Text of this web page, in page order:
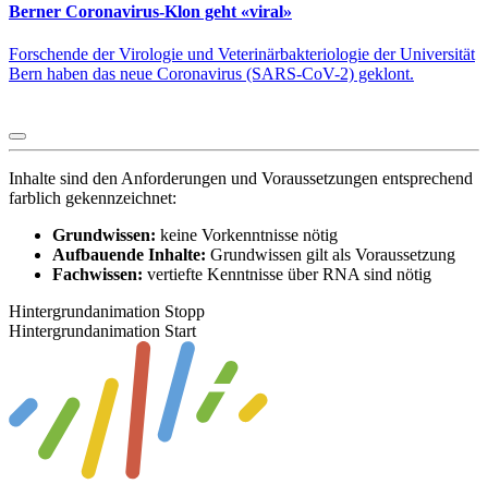
Berner Coronavirus-Klon geht «viral»
Forschende der Virologie und Veterinärbakteriologie der Universität
Bern haben das neue Coronavirus (SARS-CoV-2) geklont.
Inhalte sind den Anforderungen und Voraussetzungen entsprechend
farblich gekennzeichnet:
Grundwissen: keine Vorkenntnisse nötig
Aufbauende Inhalte: Grundwissen gilt als Voraussetzung
Fachwissen: vertiefte Kenntnisse über RNA sind nötig
Hintergrundanimation Stopp
Hintergrundanimation Start